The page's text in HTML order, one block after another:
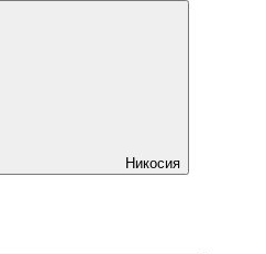
Никосия